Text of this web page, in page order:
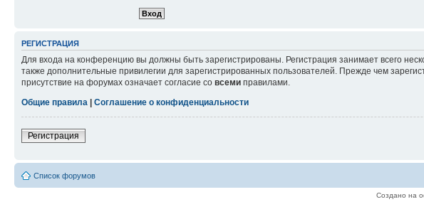
РЕГИСТРАЦИЯ
Для входа на конференцию вы должны быть зарегистрированы. Регистрация занимает всего
также дополнительные привилегии для зарегистрированных пользователей. Прежде чем
присутствие на форумах означает согласие со всеми правилами.
Общие правила
Соглашение о конфиденциальности
Регистрация
Список форумов
Создано на